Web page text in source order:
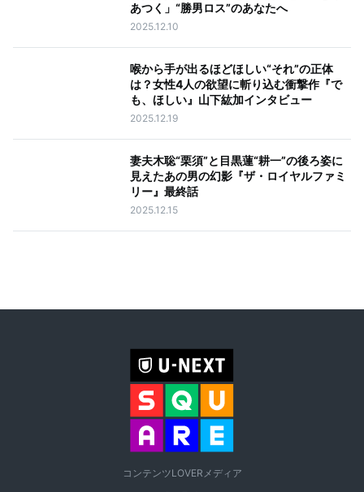
あつく」“勝男ロス”のあなたへ
2025.12.10
喉から手が出るほどほしい“それ”の正体
は？女性4人の欲望に斬り込む衝撃作『で
も、ほしい』山下紘加インタビュー
2025.12.19
妻夫木聡“栗須”と目黒蓮“耕一”の後ろ姿に
見えたあの男の幻影『ザ・ロイヤルファミ
リー』最終話
2025.12.15
コンテンツLOVERメディア